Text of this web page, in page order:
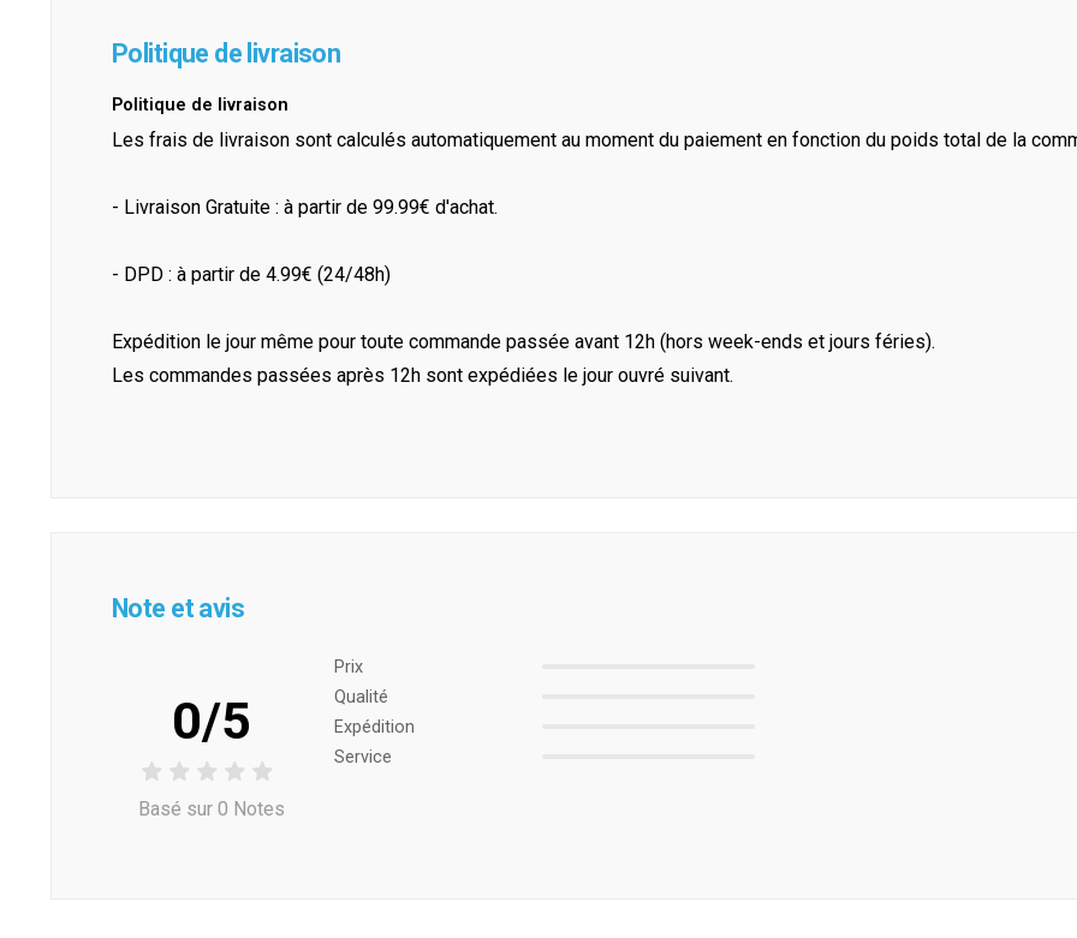
Politique de livraison
Politique de livraison
Les frais de livraison sont calculés automatiquement au moment du paiement en fonction du poids total de la
- Livraison Gratuite : à partir de 99.99€ d'achat.
- DPD : à partir de 4.99€ (24/48h)
Expédition le jour même pour toute commande passée avant 12h (hors week-ends et jours féries).
Les commandes passées après 12h sont expédiées le jour ouvré suivant.
Note et avis
0/5
Basé sur 0 Notes
Prix ​​
Qualité
Expédition
Service